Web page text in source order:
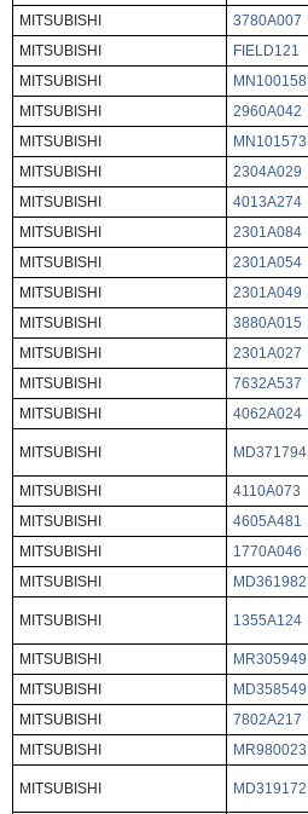
MITSUBISHI
3780A007
MITSUBISHI
FIELD121
MITSUBISHI
MN100158
MITSUBISHI
2960A042
MITSUBISHI
MN101573
MITSUBISHI
2304A029
MITSUBISHI
4013A274
MITSUBISHI
2301A084
MITSUBISHI
2301A054
MITSUBISHI
2301A049
MITSUBISHI
3880A015
MITSUBISHI
2301A027
MITSUBISHI
7632A537
MITSUBISHI
4062A024
MITSUBISHI MD371794
MITSUBISHI
4110A073
MITSUBISHI
4605A481
MITSUBISHI
1770A046
MITSUBISHI
MD361982
MITSUBISHI 1355A124
MITSUBISHI
MR305949
MITSUBISHI
MD358549
MITSUBISHI
7802A217
MITSUBISHI
MR980023
MITSUBISHI MD319172